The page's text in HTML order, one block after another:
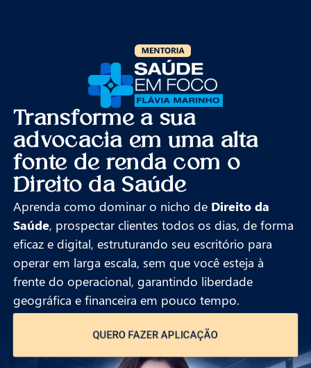
Transforme a sua
advocacia em uma alta
fonte de renda com o
Direito da Saúde
Aprenda como dominar o nicho de Direito da
Saúde, prospectar clientes todos os dias, de forma
eficaz e digital, estruturando seu escritório para
operar em larga escala, sem que você esteja à
frente do operacional, garantindo liberdade
geográfica e financeira em pouco tempo.
QUERO FAZER APLICAÇÃO